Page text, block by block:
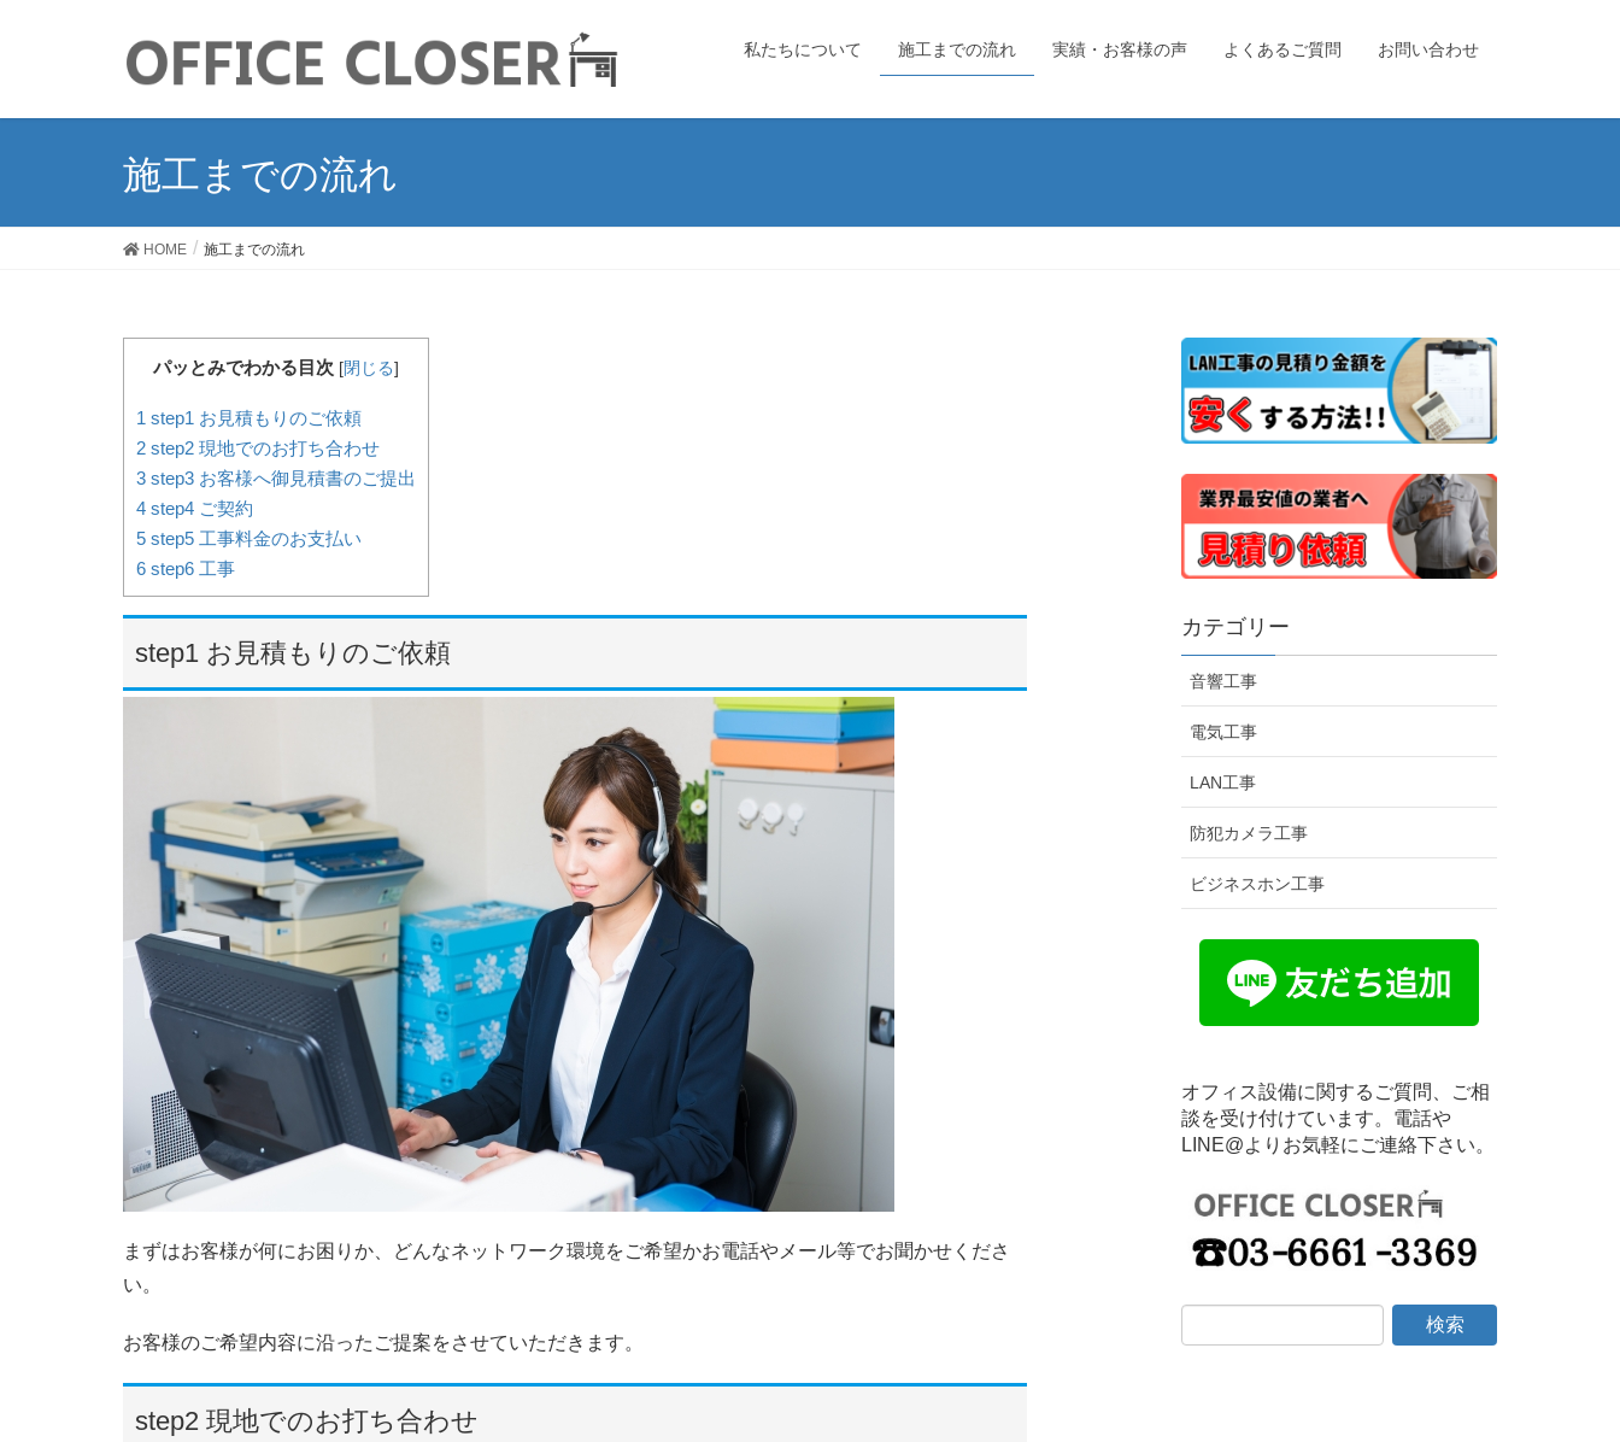
私たちについて 施工までの流れ 実績・お客様の声 よくあるご質問 お問い合わせ
施工までの流れ
HOME 施工までの流れ
パッとみでわかる目次 [閉じる]
1 step1 お見積もりのご依頼
2 step2 現地でのお打ち合わせ
3 step3 お客様へ御見積書のご提出
4 step4 ご契約
5 step5 工事料金のお支払い
6 step6 工事
step1 お見積もりのご依頼
まずはお客様が何にお困りか、どんなネットワーク環境をご希望かお電話やメール等でお聞かせくださ
い。
お客様のご希望内容に沿ったご提案をさせていただきます。
step2 現地でのお打ち合わせ
カテゴリー
音響工事
電気工事
LAN工事
防犯カメラ工事
ビジネスホン工事
オフィス設備に関するご質問、ご相
談を受け付けています。電話や
LINE@よりお気軽にご連絡下さい。